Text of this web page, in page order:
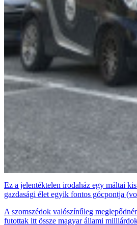
Ez a jelentéktelen irodaház egy máltai
gazdasági élet egyik fontos gócpontja
A szomszédok valószínűleg
futottak itt össze magyar állami